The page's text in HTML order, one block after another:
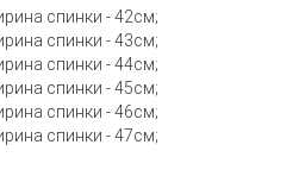
спинки - 42см;
спинки - 43см;
спинки - 44см;
спинки - 45см;
спинки - 46см;
спинки - 47см;